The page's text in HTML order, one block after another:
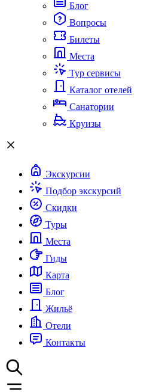
Блог
Вопросы
Билеты
Места
Тур сервисы
Каталог отелей
Санатории
Круизы
Экскурсии
Подбор экскурсий
Скидки
Туры
Места
Гиды
Карта
Блог
Жильё
Отели
Контакты